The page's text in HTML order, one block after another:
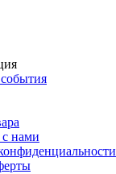
нами